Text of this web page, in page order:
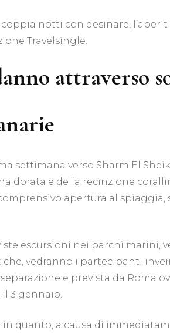
notti con desinare,
Travelsingle.
attraverso
settimana verso Sharm El
dorata e della recinzione
apertura al
escursioni nei parchi marini,
vedranno i partecipanti
e prevista da Roma
3 gennaio.
quanto, a causa di